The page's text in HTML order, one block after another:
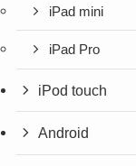
iPad mini
iPad Pro
iPod touch
Android